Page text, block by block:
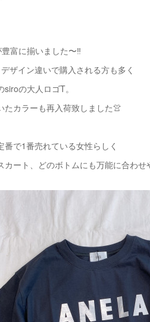
富に揃いました〜‼️
ザイン違いで購入される方も多く
siroの大人ロゴT。
たカラーも再入荷致しました👚
番で1番売れている女性らしく
カート、どのボトムにも万能に合わ